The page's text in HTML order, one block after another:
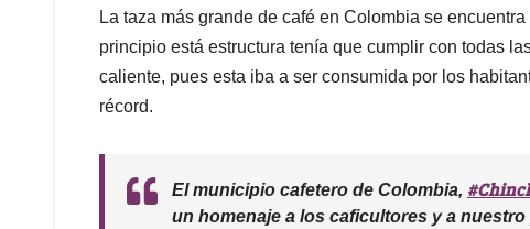
La taza más grande de café en Colombia se
principio está estructura tenía que cumplir con todas
caliente, pues esta iba a ser consumida por los
récord.
El municipio cafetero de Colombia,
un homenaje a los caficultores y a